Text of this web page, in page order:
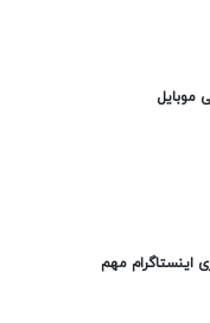
اینستاگرام مهم